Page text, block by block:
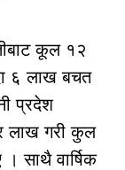
कूल १२
६ लाख बचत
प्रदेश
लाख गरी कुल
साथै वार्षिक